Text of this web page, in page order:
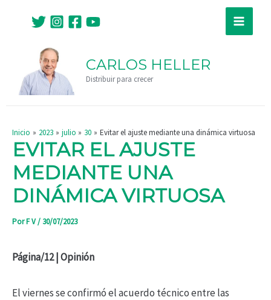
contenido
Main
CARLOS HELLER
Distribuir para crecer
Inicio 2023 julio 30 Evitar el ajuste mediante una dinámica virtuosa
EVITAR EL AJUSTE
MEDIANTE UNA
DINÁMICA VIRTUOSA
PorF V/ 30/07/2023
Página/12 | Opinión
El viernes se confirmó el acuerdo técnico entre las
entradas